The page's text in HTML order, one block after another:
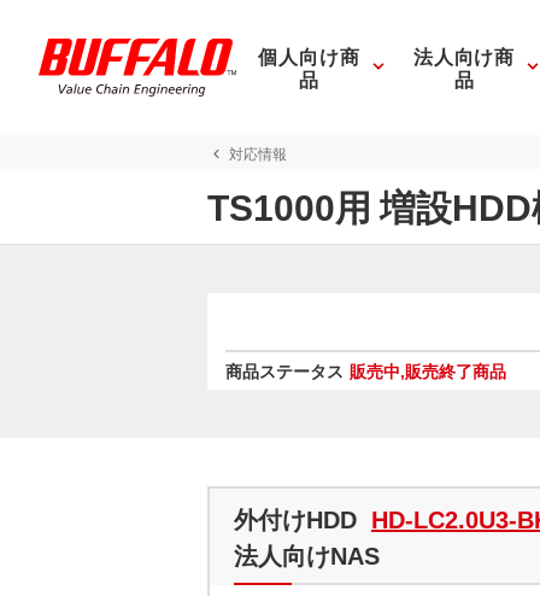
個人向け商
品
法人向け商
品
対応情報
TS1000用 増設
商品ステータス 販売中,販売終了商品
外付けHDD HD-LC2.0U3-
法人向けNAS